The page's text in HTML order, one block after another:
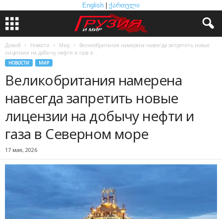
English ქართული
Домой Новости Мир
Великобритания намерена навсегда запретить новые
лицензии на добычу нефти и газа в...
НОВОСТИ МИР
Великобритания намерена
навсегда запретить новые
лицензии на добычу нефти и
газа в Северном море
17 мая, 2026